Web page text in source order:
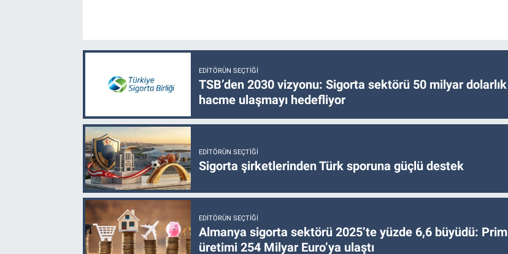
EDITÖRÜN SEÇTIĞI
TSB’den 2030 vizyonu: Sigorta sektörü 50 milyar dolarlık
hacme ulaşmayı hedefliyor
EDITÖRÜN SEÇTIĞI
Sigorta şirketlerinden Türk sporuna güçlü destek
EDITÖRÜN SEÇTIĞI
Almanya sigorta sektörü 2025’te yüzde 6,6 büyüdü: Prim
üretimi 254 Milyar Euro’ya ulaştı